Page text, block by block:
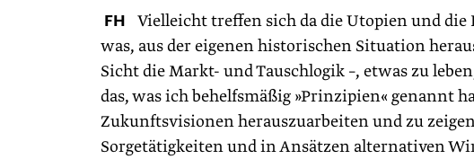
FH Vielleicht treffen sich da die Utopien und die
was, aus der eigenen historischen Situation
Sicht die Markt- und Tauschlogik –, etwas zu
das, was ich behelfsmäßig »Prinzipien« genannt
Zukunftsvisionen herauszuarbeiten und zu
Sorgetätigkeiten und in Ansätzen alternativen